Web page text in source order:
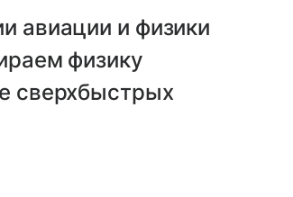
авиации и физики
физику
сверхбыстрых